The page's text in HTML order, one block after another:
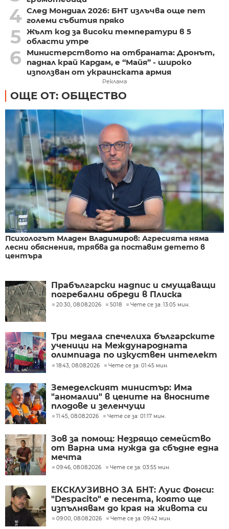
4 След Мондиал 2026: БНТ излъчва още пет
големи събития пряко
5 Жълт код за високи температури в 5
области утре
6
Министерството на отбраната: Дронът,
паднал край Кардам, е “Майя” - широко
използван от украинската армия
Реклама
ОЩЕ ОТ: ОБЩЕСТВО
Психологът Младен Владимиров: Агресията няма
лесни обяснения, трябва да поставим детето в
центъра
Прабългарски надпис и смущаващи
погребални обреди в Плиска
20:30, 08.08.2026 5018 Чете се за: 13:05 мин.
Три медала спечелиха българските
ученици на Международната
олимпиада по изкуствен интелект
в Казахстан
18:43, 08.08.2026 Чете се за: 01:45 мин.
Земеделският министър: Има
"аномалии" в цените на вносните
плодове и зеленчуци
11:45, 08.08.2026 Чете се за: 01:17 мин.
Зов за помощ: Незрящо семейство
от Варна има нужда да сбъдне една
мечта
09:46, 08.08.2026 Чете се за: 03:55 мин.
ЕКСКЛУЗИВНО ЗА БНТ: Луис Фонси:
"Despacito" е песента, която ще
изпълнявам до края на живота си
09:00, 08.08.2026 Чете се за: 09:42 мин.